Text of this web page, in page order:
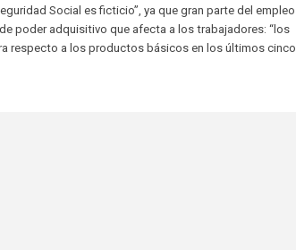
Social es ficticio”, ya que gran parte del empleo
poder adquisitivo que afecta a los trabajadores: “los
respecto a los productos básicos en los últimos cinco